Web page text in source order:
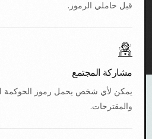
قبل حاملي الرموز.
مشاركة المجتمع
يمكن لأي شخص يحمل رموز الحوكمة
والمقترحات.